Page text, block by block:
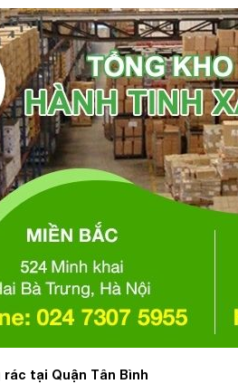
rác tại Quận Tân Bình